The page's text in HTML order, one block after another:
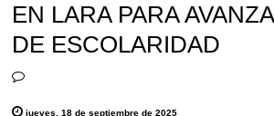
EN LARA PARA
DE ESCOLARIDAD
jueves, 18 de septiembre de 2025